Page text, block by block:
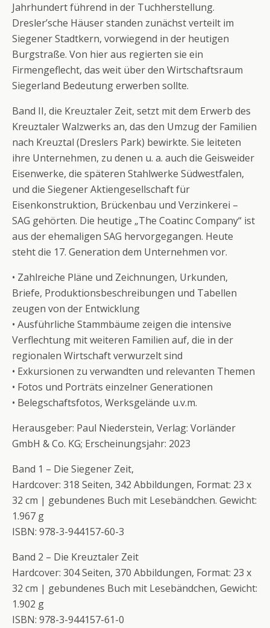
Jahrhundert führend in der Tuchherstellung.
Dresler’sche Häuser standen zunächst verteilt im
Siegener Stadtkern, vorwiegend in der heutigen
Burgstraße. Von hier aus regierten sie ein
Firmengeflecht, das weit über den Wirtschaftsraum
Siegerland Bedeutung erwerben sollte.
Band II, die Kreuztaler Zeit, setzt mit dem Erwerb des
Kreuztaler Walzwerks an, das den Umzug der Familien
nach Kreuztal (Dreslers Park) bewirkte. Sie leiteten
ihre Unternehmen, zu denen u. a. auch die Geisweider
Eisenwerke, die späteren Stahlwerke Südwestfalen,
und die Siegener Aktiengesellschaft für
Eisenkonstruktion, Brückenbau und Verzinkerei –
SAG gehörten. Die heutige „The Coatinc Company“ ist
aus der ehemaligen SAG hervorgegangen. Heute
steht die 17. Generation dem Unternehmen vor.
• Zahlreiche Pläne und Zeichnungen, Urkunden,
Briefe, Produktionsbeschreibungen und Tabellen
zeugen von der Entwicklung
• Ausführliche Stammbäume zeigen die intensive
Verflechtung mit weiteren Familien auf, die in der
regionalen Wirtschaft verwurzelt sind
• Exkursionen zu verwandten und relevanten Themen
• Fotos und Porträts einzelner Generationen
• Belegschaftsfotos, Werksgelände u.v.m.
Herausgeber: Paul Niederstein, Verlag: Vorländer
GmbH & Co. KG; Erscheinungsjahr: 2023
Band 1 – Die Siegener Zeit,
Hardcover: 318 Seiten, 342 Abbildungen, Format: 23 x
32 cm | gebundenes Buch mit Lesebändchen. Gewicht:
1.967 g
ISBN: 978-3-944157-60-3
Band 2 – Die Kreuztaler Zeit
Hardcover: 304 Seiten, 370 Abbildungen, Format: 23 x
32 cm | gebundenes Buch mit Lesebändchen, Gewicht:
1.902 g
ISBN: 978-3-944157-61-0